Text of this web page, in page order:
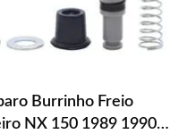
Burrinho Freio
NX 150 1989 1990